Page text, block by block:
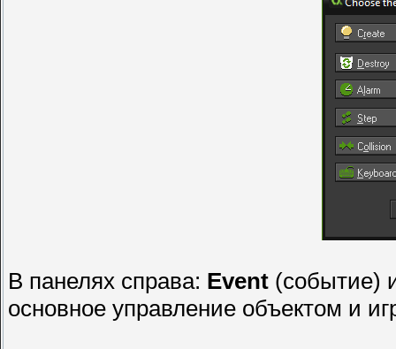
В панелях справа: Event (событие)
основное управление объектом и